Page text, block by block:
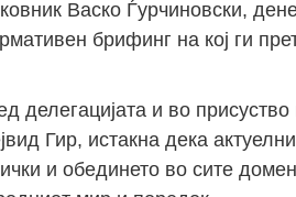
Васко Ѓурчиновски,
брифинг на кој ги
делегацијата и во
Гир, истакна дека
и обединето во сите